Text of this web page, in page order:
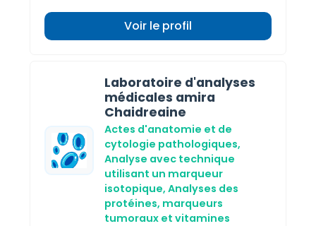
Voir le profil
Laboratoire d'analyses
médicales amira
Chaidreaine
Actes d'anatomie et de
cytologie pathologiques,
Analyse avec technique
utilisant un marqueur
isotopique, Analyses des
protéines, marqueurs
tumoraux et vitamines